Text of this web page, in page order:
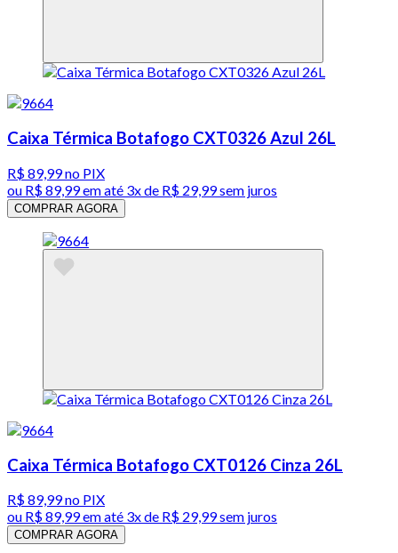
Caixa Térmica Botafogo CXT0326 Azul 26L
R$ 89,99no PIX
ou R$ 89,99em até 3x de R$ 29,99 sem juros
COMPRAR AGORA
Caixa Térmica Botafogo CXT0126 Cinza 26L
R$ 89,99no PIX
ou R$ 89,99em até 3x de R$ 29,99 sem juros
COMPRAR AGORA